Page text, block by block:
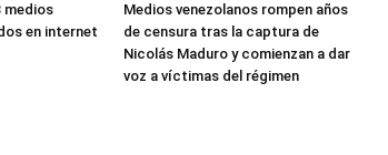
medios
en internet
Medios venezolanos rompen años
de censura tras la captura de
Nicolás Maduro y comienzan a dar
voz a víctimas del régimen